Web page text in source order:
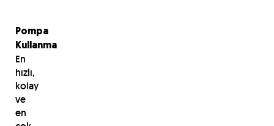
Pompa
Kullanma
En
hızlı,
kolay
ve
en